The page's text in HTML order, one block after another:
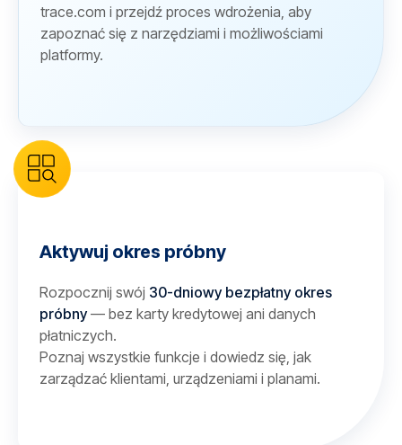
trace.com i przejdź proces wdrożenia, aby
zapoznać się z narzędziami i możliwościami
platformy.
Aktywuj okres próbny
Rozpocznij swój 30-dniowy bezpłatny okres
próbny— bez karty kredytowej ani danych
płatniczych.
Poznaj wszystkie funkcje i dowiedz się, jak
zarządzać klientami, urządzeniami i planami.